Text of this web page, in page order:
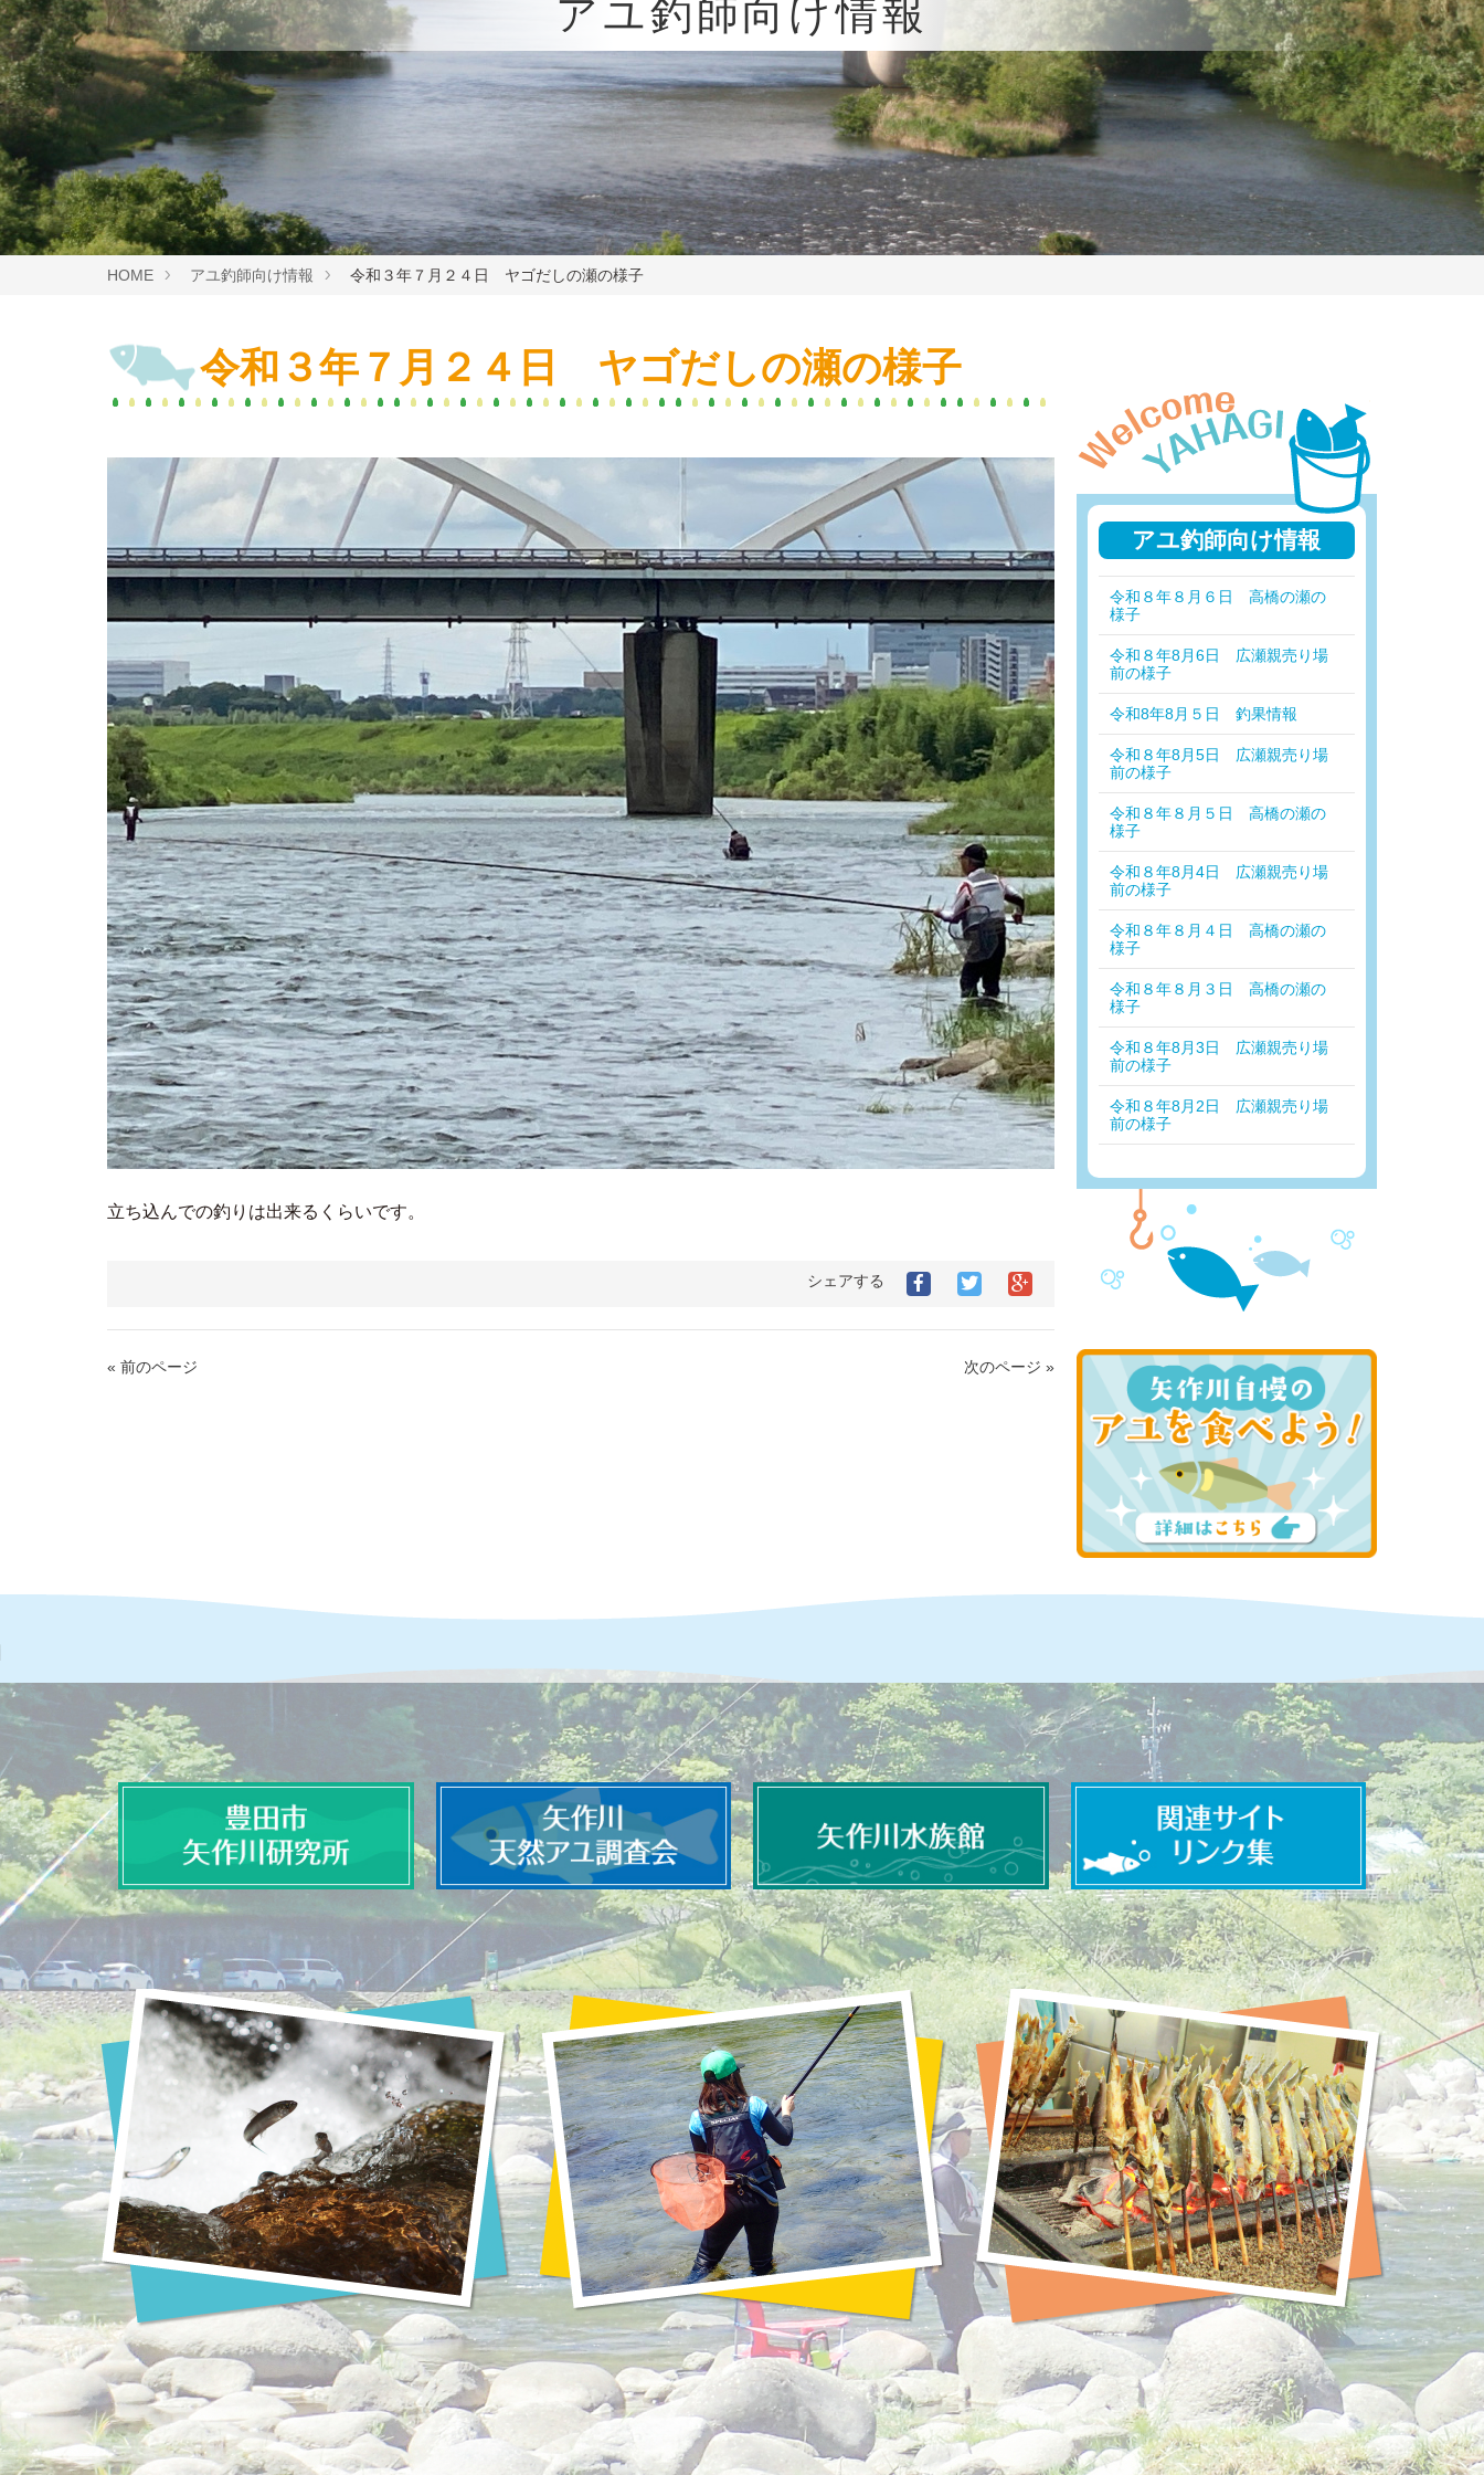
アユ釣師向け情報
HOME アユ釣師向け情報 令和３年７月２４日 ヤゴだしの瀬の様子
令和３年７月２４日 ヤゴだしの瀬の様子
立ち込んでの釣りは出来るくらいです。
シェアする
« 前のページ 次のページ »
アユ釣師向け情報
令和８年８月６日 高橋の瀬の
様子
令和８年8月6日 広瀬親売り場
前の様子
令和8年8月５日 釣果情報
令和８年8月5日 広瀬親売り場
前の様子
令和８年８月５日 高橋の瀬の
様子
令和８年8月4日 広瀬親売り場
前の様子
令和８年８月４日 高橋の瀬の
様子
令和８年８月３日 高橋の瀬の
様子
令和８年8月3日 広瀬親売り場
前の様子
令和８年8月2日 広瀬親売り場
前の様子